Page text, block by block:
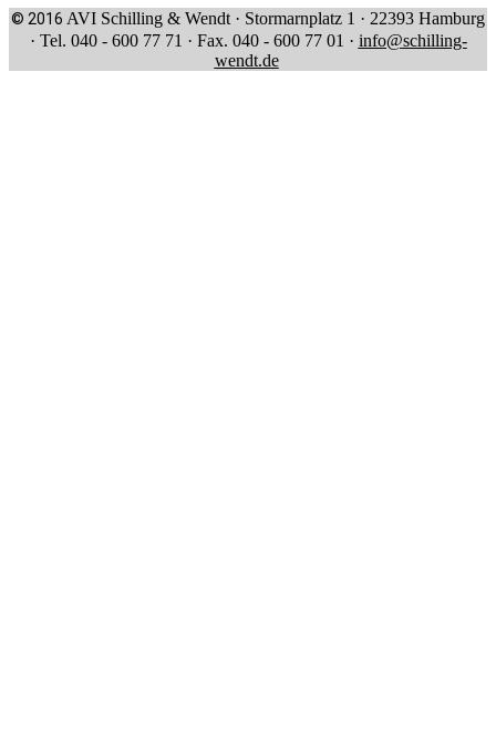
© 2016 AVI Schilling & Wendt · Stormarnplatz 1 · 22393 Hamburg
· Tel. 040 - 600 77 71 · Fax. 040 - 600 77 01 · info@schilling-
wendt.de